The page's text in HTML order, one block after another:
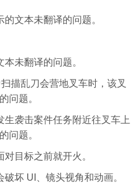
文本未翻译的问题。
未翻译的问题。
描乱刀会营地叉车时，该叉
问题。
袭击案件任务附近往叉车上
问题。
目标之前就开火。
坏 UI、镜头视角和动画。